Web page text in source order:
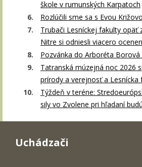
škole v rumunských Karpatoch
Rozlúčili sme sa s Evou
Trubači Lesníckej fakulty opäť
Nitre si odniesli viacero
Pozvánka do Arboréta
Tatranská múzejná noc 2026
prírody a verejnosť a
Týždeň v teréne:
sily vo Zvolene pri hľadaní
Uchádzači